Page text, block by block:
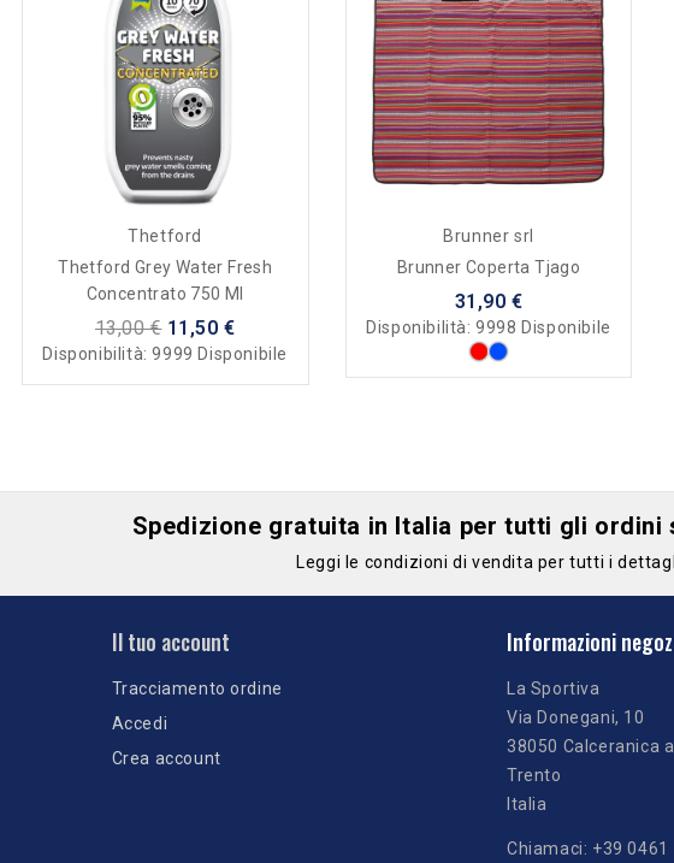
Thetford
Thetford Grey Water Fresh
Concentrato 750 Ml
13,00 € 11,50 €
Disponibilità:9999 Disponibile
Brunner srl
Brunner Coperta Tjago
31,90 €
Disponibilità:9998 Disponibile
Spedizione gratuita in Italia per tutti gli ordini
Leggi le condizioni di vendita per tutti i
Il tuo account
Tracciamento ordine
Accedi
Crea account
Informazioni
La Sportiva
Via Donegani, 10
38050 Calceranica
Trento
Italia
Chiamaci: +39 0461